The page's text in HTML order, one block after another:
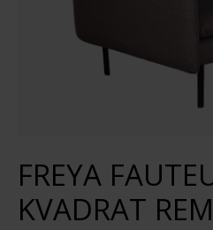
FREYA
KVADRAT